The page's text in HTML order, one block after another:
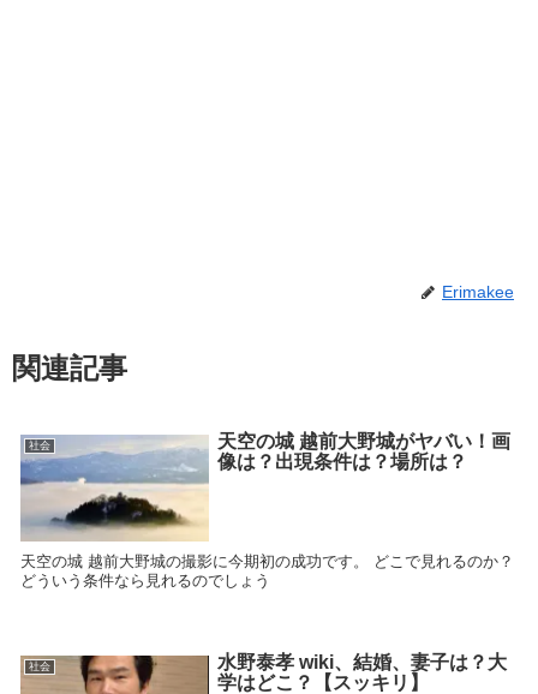
Erimakee
関連記事
社会
天空の城 越前大野城がヤバい！画
像は？出現条件は？場所は？
天空の城 越前大野城の撮影に今期初の成功です。 どこで見れるのか？
どういう条件なら見れるのでしょう
社会
水野泰孝 wiki、結婚、妻子は？大
学はどこ？【スッキリ】